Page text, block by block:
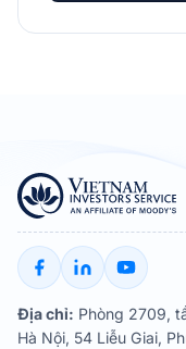
Địa chỉ: Phòng 2709,
Hà Nội, 54 Liễu Giai,